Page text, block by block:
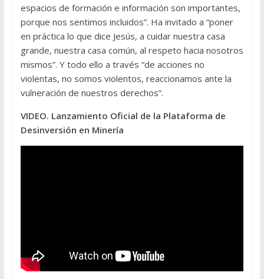
espacios de formación e información son importantes,
porque nos sentimos incluidos”. Ha invitado a “poner
en práctica lo que dice Jesús, a cuidar nuestra casa
grande, nuestra casa común, al respeto hacia nosotros
mismos”. Y todo ello a través “de acciones no
violentas, no somos violentos, reaccionamos ante la
vulneración de nuestros derechos”.
VIDEO. Lanzamiento Oficial de la Plataforma de
Desinversión en Minería